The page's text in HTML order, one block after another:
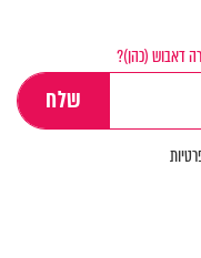
דאבוש (כהן)?